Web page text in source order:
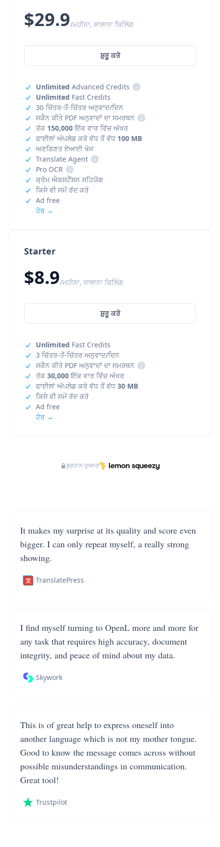
Starter
$8.9/ਮਹੀਨਾ, ਸਾਲਾਨਾ ਬਿਲਿੰਗ
ਸ਼ੁਰੂ ਕਰੋ
Unlimited Fast Credits
3 ਚਿੱਤਰ-ਤੋਂ-ਚਿੱਤਰ ਅਨੁਵਾਦ/ਦਿਨ
ਸਕੈਨ ਕੀਤੇ PDF ਅਨੁਵਾਦਾਂ ਦਾ ਸਮਰਥਨ
i
ਤੱਕ 30,000ਇੱਕ ਵਾਰ ਵਿੱਚ ਅੱਖਰ
ਫਾਈਲਾਂ ਅੱਪਲੋਡ ਕਰੋ ਵੱਧ ਤੋਂ ਵੱਧ 30 MB
ਕਿਸੇ ਵੀ ਸਮੇਂ ਰੱਦ ਕਰੋ
Ad free
ਹੋਰ →
$29.9/ਮਹੀਨਾ, ਸਾਲਾਨਾ ਬਿਲਿੰਗ
ਸ਼ੁਰੂ ਕਰੋ
Unlimited Advanced Credits
i
Unlimited Fast Credits
30 ਚਿੱਤਰ-ਤੋਂ-ਚਿੱਤਰ ਅਨੁਵਾਦ/ਦਿਨ
ਸਕੈਨ ਕੀਤੇ PDF ਅਨੁਵਾਦਾਂ ਦਾ ਸਮਰਥਨ
i
ਤੱਕ 150,000ਇੱਕ ਵਾਰ ਵਿੱਚ ਅੱਖਰ
ਫਾਈਲਾਂ ਅੱਪਲੋਡ ਕਰੋ ਵੱਧ ਤੋਂ ਵੱਧ 100 MB
ਅਣਗਿਣਤ ਏਆਈ ਖੋਜ
Translate Agent
i
Pro OCR
i
ਕ੍ਰੋਮ ਐਕਸਟੈਂਸ਼ਨ ਸਹਿਯੋਗ
ਕਿਸੇ ਵੀ ਸਮੇਂ ਰੱਦ ਕਰੋ
Ad free
ਹੋਰ →
ਭੁਗਤਾਨ ਦੁਆਰਾ
It makes my surprise at its quality and score even
bigger. I can only repeat myself, a really strong
showing.
TranslatePress
I find myself turning to OpenL more and more for
any task that requires high accuracy, document
integrity, and peace of mind about my data.
Skywork
This is of great help to express oneself into
another language which is not my mother tongue.
Good to know the message comes across without
possible misunderstandings in communication.
Great tool!
Trustpilot